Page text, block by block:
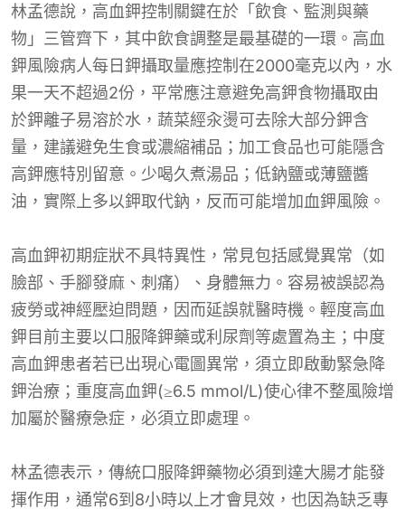
林孟德說，高血鉀控制關鍵在於「飲食、監測與藥
物」三管齊下，其中飲食調整是最基礎的一環。高血
鉀風險病人每日鉀攝取量應控制在2000毫克以內，水
果一天不超過2份，平常應注意避免高鉀食物攝取由
於鉀離子易溶於水，蔬菜經汆燙可去除大部分鉀含
量，建議避免生食或濃縮補品；加工食品也可能隱含
高鉀應特別留意。少喝久煮湯品；低鈉鹽或薄鹽醬
油，實際上多以鉀取代鈉，反而可能增加血鉀風險。
高血鉀初期症狀不具特異性，常見包括感覺異常（如
臉部、手腳發麻、刺痛）、身體無力。容易被誤認為
疲勞或神經壓迫問題，因而延誤就醫時機。輕度高血
鉀目前主要以口服降鉀藥或利尿劑等處置為主；中度
高血鉀患者若已出現心電圖異常，須立即啟動緊急降
鉀治療；重度高血鉀(≥6.5 mmol/L)使心律不整風險增
加屬於醫療急症，必須立即處理。
林孟德表示，傳統口服降鉀藥物必須到達大腸才能發
揮作用，通常6到8小時以上才會見效，也因為缺乏專